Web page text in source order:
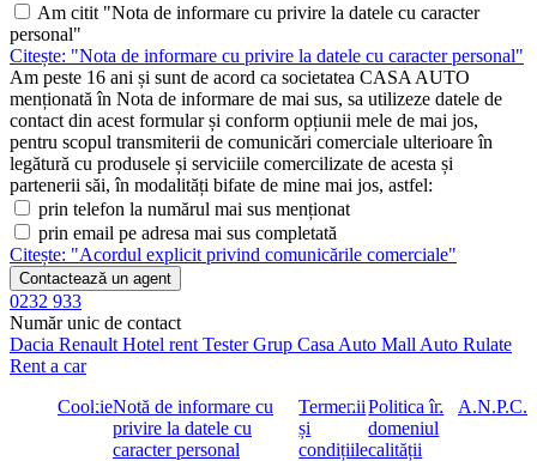
Am citit "Nota de informare cu privire la datele cu caracter
personal"
Citește: "Nota de informare cu privire la datele cu caracter personal"
Am peste 16 ani și sunt de acord ca societatea CASA AUTO
menționată în Nota de informare de mai sus, sa utilizeze datele de
contact din acest formular și conform opțiunii mele de mai jos,
pentru scopul transmiterii de comunicări comerciale ulterioare în
legătură cu produsele și serviciile comercilizate de acesta și
partenerii săi, în modalități bifate de mine mai jos, astfel:
prin telefon la numărul mai sus menționat
prin email pe adresa mai sus completată
Citește: "Acordul explicit privind comunicările comerciale"
Contactează un agent
0232 933
Număr unic de contact
Dacia Renault Hotel rent Tester Grup Casa Auto Mall Auto Rulate
Rent a car
CookieNotă de informare cu
privire la datele cu
caracter personal
Termenii
și
condițiile
Politica în
domeniul
calității
A.N.P.C.